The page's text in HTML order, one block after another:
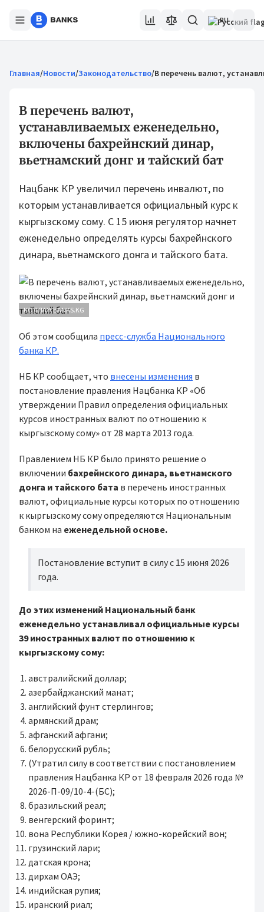
RU
Главная/Новости/Законодательство/В перечень валют,
В перечень валют,
устанавливаемых еженедельно,
включены бахрейнский динар,
вьетнамский донг и тайский бат
Нацбанк КР увеличил перечень инвалют, по
которым устанавливается официальный курс к
кыргызскому сому. С 15 июня регулятор начнет
еженедельно определять курсы бахрейнского
динара, вьетнамского донга и тайского бата.
КОЛЛАЖ BANKS.KG
Об этом сообщила пресс-служба Национального
банка КР.
НБ КР сообщает, что внесены изменения в
постановление правления Нацбанка КР «Об
утверждении Правил определения официальных
курсов иностранных валют по отношению к
кыргызскому сому» от 28 марта 2013 года.
Правлением НБ КР было принято решение о
включении бахрейнского динара, вьетнамского
донга и тайского бата в перечень иностранных
валют, официальные курсы которых по отношению
к кыргызскому сому определяются Национальным
банком на еженедельной основе.
Постановление вступит в силу с 15 июня 2026
года.
До этих изменений Национальный банк
еженедельно устанавливал официальные курсы
39 иностранных валют по отношению к
кыргызскому сому:
австралийский доллар;
азербайджанский манат;
английский фунт стерлингов;
армянский драм;
афганский афгани;
белорусский рубль;
(Утратил силу в соответствии с постановлением
правления Нацбанка КР от 18 февраля 2026 года №
2026-П-09/10-4-(БС);
бразильский реал;
венгерский форинт;
вона Республики Корея / южно-корейский вон;
грузинский лари;
датская крона;
дирхам ОАЭ;
индийская рупия;
иранский риал;